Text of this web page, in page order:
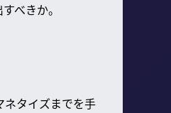
べきか。
ネタイズまでを手